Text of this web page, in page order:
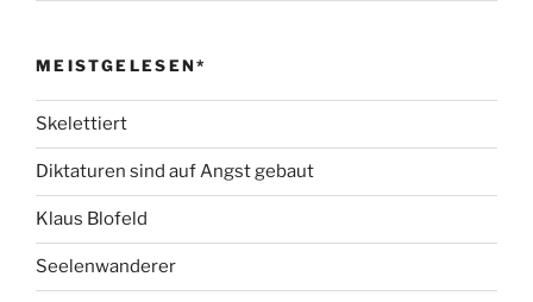
MEISTGELESEN*
Skelettiert
Diktaturen sind auf Angst gebaut
Klaus Blofeld
Seelenwanderer